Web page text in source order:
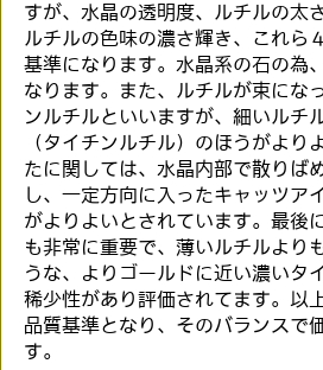
すが、水晶の透明度、ルチルの太
ルチルの色味の濃さ輝き、これら
基準になります。水晶系の石の為
なります。また、ルチルが束にな
ンルチルといいますが、細いルチ
（タイチンルチル）のほうがより
たに関しては、水晶内部で散りば
し、一定方向に入ったキャッツア
がよりよいとされています。最後
も非常に重要で、薄いルチルより
うな、よりゴールドに近い濃いタ
稀少性があり評価されてます。以
品質基準となり、そのバランスで
す。